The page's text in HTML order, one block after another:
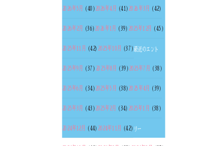
2026年5月 (40) 2026年4月 (41) 2026年3月 (42)
2026年2月 (36) 2026年1月 (39) 2025年12月 (45)
2025年11月 (42) 2025年10月 (37)
2025年9月 (37) 2025年8月 (39) 2025年7月 (38)
2025年6月 (34) 2025年5月 (38) 2025年4月 (39)
2025年3月 (43) 2025年2月 (34) 2025年1月 (38)
2024年12月 (44) 2024年11月 (42)
最近のエント
リー